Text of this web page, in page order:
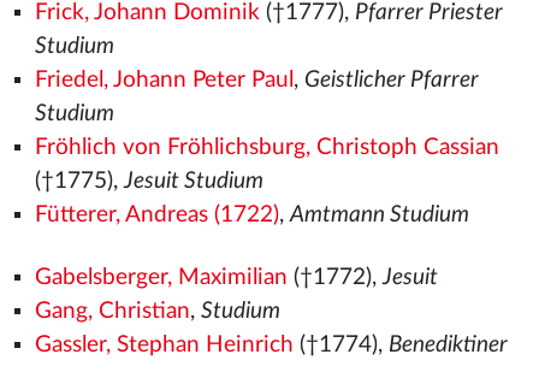
Frick, Johann Dominik(†1777), Pfarrer Priester
Studium
Friedel, Johann Peter Paul , Geistlicher Pfarrer
Studium
Fröhlich von Fröhlichsburg, Christoph Cassian
(†1775),Jesuit Studium
Fütterer, Andreas (1722),Amtmann Studium
Gabelsberger, Maximilian (†1772),Jesuit
Gang, Christian, Studium
Gassler, Stephan Heinrich (†1774), Benediktiner